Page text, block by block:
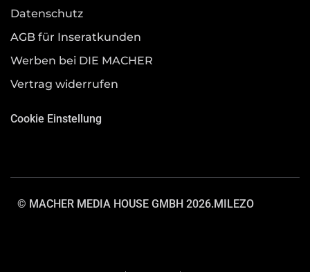
Datenschutz
AGB für Inseratkunden
Werben bei DIE MACHER
Vertrag widerrufen
Cookie Einstellung
© MACHER MEDIA HOUSE GMBH 2026.MILEZO